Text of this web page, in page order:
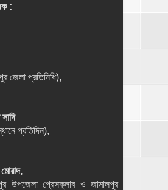
:
জেলা প্রতিনিধি),
প্রতিদিন),
উপজেলা প্রেসক্লাব ও জামালপুর